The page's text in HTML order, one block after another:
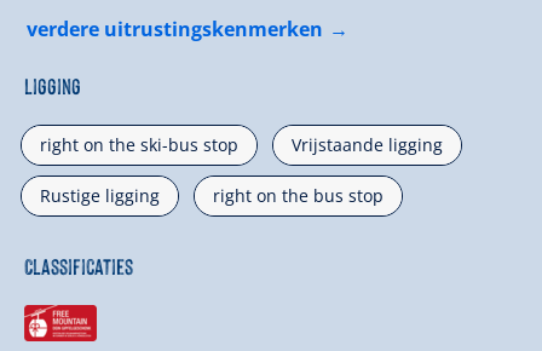
verdere uitrustingskenmerken
Ligging
right on the ski-bus stop Vrijstaande ligging
Rustige ligging right on the bus stop
Classificaties